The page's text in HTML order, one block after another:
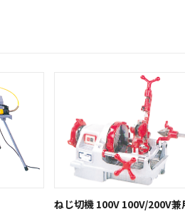
ねじ切機 100V 100V/200V兼